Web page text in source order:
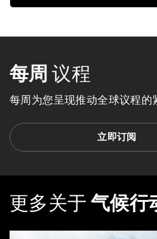
每周 议程
每周为您呈现推动全球议程的
立即订阅
更多关于 气候行